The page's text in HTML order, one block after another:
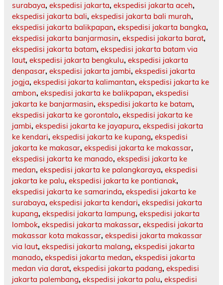
surabaya, ekspedisi jakarta, ekspedisi jakarta aceh,
ekspedisi jakarta bali, ekspedisi jakarta bali murah,
ekspedisi jakarta balikpapan, ekspedisi jakarta bangka,
ekspedisi jakarta banjarmasin, ekspedisi jakarta barat,
ekspedisi jakarta batam, ekspedisi jakarta batam via
laut, ekspedisi jakarta bengkulu, ekspedisi jakarta
denpasar, ekspedisi jakarta jambi, ekspedisi jakarta
jogja, ekspedisi jakarta kalimantan, ekspedisi jakarta ke
ambon, ekspedisi jakarta ke balikpapan, ekspedisi
jakarta ke banjarmasin, ekspedisi jakarta ke batam,
ekspedisi jakarta ke gorontalo, ekspedisi jakarta ke
jambi, ekspedisi jakarta ke jayapura, ekspedisi jakarta
ke kendari, ekspedisi jakarta ke kupang, ekspedisi
jakarta ke makasar, ekspedisi jakarta ke makassar,
ekspedisi jakarta ke manado, ekspedisi jakarta ke
medan, ekspedisi jakarta ke palangkaraya, ekspedisi
jakarta ke palu, ekspedisi jakarta ke pontianak,
ekspedisi jakarta ke samarinda, ekspedisi jakarta ke
surabaya, ekspedisi jakarta kendari, ekspedisi jakarta
kupang, ekspedisi jakarta lampung, ekspedisi jakarta
lombok, ekspedisi jakarta makassar, ekspedisi jakarta
makassar kota makassar, ekspedisi jakarta makassar
via laut, ekspedisi jakarta malang, ekspedisi jakarta
manado, ekspedisi jakarta medan, ekspedisi jakarta
medan via darat, ekspedisi jakarta padang, ekspedisi
jakarta palembang, ekspedisi jakarta palu, ekspedisi